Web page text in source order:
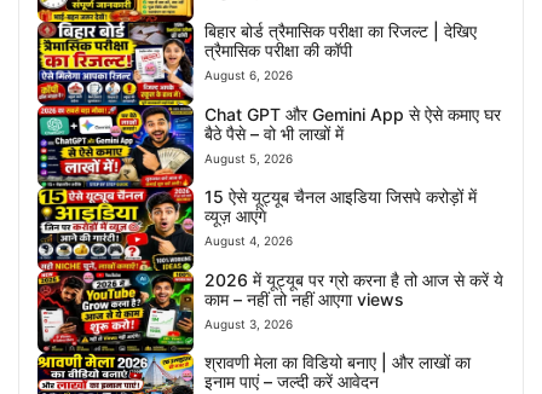
बिहार बोर्ड त्रैमासिक परीक्षा का रिजल्ट | देखिए
त्रैमासिक परीक्षा की कॉपी
August 6, 2026
Chat GPT और Gemini App से ऐसे कमाए घर
बैठे पैसे – वो भी लाखों में
August 5, 2026
15 ऐसे यूट्यूब चैनल आइडिया जिसपे करोड़ों में
व्यूज़ आएंगे
August 4, 2026
2026 में यूट्यूब पर ग्रो करना है तो आज से करें ये
काम – नहीं तो नहीं आएगा views
August 3, 2026
श्रावणी मेला का विडियो बनाए | और लाखों का
इनाम पाएं – जल्दी करें आवेदन